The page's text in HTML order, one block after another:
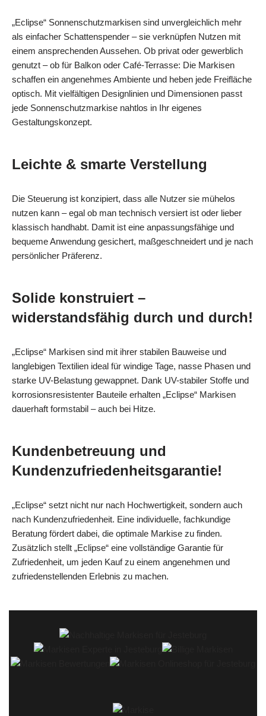
„Eclipse“ Sonnenschutzmarkisen sind unvergleichlich mehr
als einfacher Schattenspender – sie verknüpfen Nutzen mit
einem ansprechenden Aussehen. Ob privat oder gewerblich
genutzt – ob für Balkon oder Café-Terrasse: Die Markisen
schaffen ein angenehmes Ambiente und heben jede Freifläche
optisch. Mit vielfältigen Designlinien und Dimensionen passt
jede Sonnenschutzmarkise nahtlos in Ihr eigenes
Gestaltungskonzept.
Leichte & smarte Verstellung
Die Steuerung ist konzipiert, dass alle Nutzer sie mühelos
nutzen kann – egal ob man technisch versiert ist oder lieber
klassisch handhabt. Damit ist eine anpassungsfähige und
bequeme Anwendung gesichert, maßgeschneidert und je nach
persönlicher Präferenz.
Solide konstruiert –
widerstandsfähig durch und durch!
„Eclipse“ Markisen sind mit ihrer stabilen Bauweise und
langlebigen Textilien ideal für windige Tage, nasse Phasen und
starke UV-Belastung gewappnet. Dank UV-stabiler Stoffe und
korrosionsresistenter Bauteile erhalten „Eclipse“ Markisen
dauerhaft formstabil – auch bei Hitze.
Kundenbetreuung und
Kundenzufriedenheitsgarantie!
„Eclipse“ setzt nicht nur nach Hochwertigkeit, sondern auch
nach Kundenzufriedenheit. Eine individuelle, fachkundige
Beratung fördert dabei, die optimale Markise zu finden.
Zusätzlich stellt „Eclipse“ eine vollständige Garantie für
Zufriedenheit, um jeden Kauf zu einem angenehmen und
zufriedenstellenden Erlebnis zu machen.